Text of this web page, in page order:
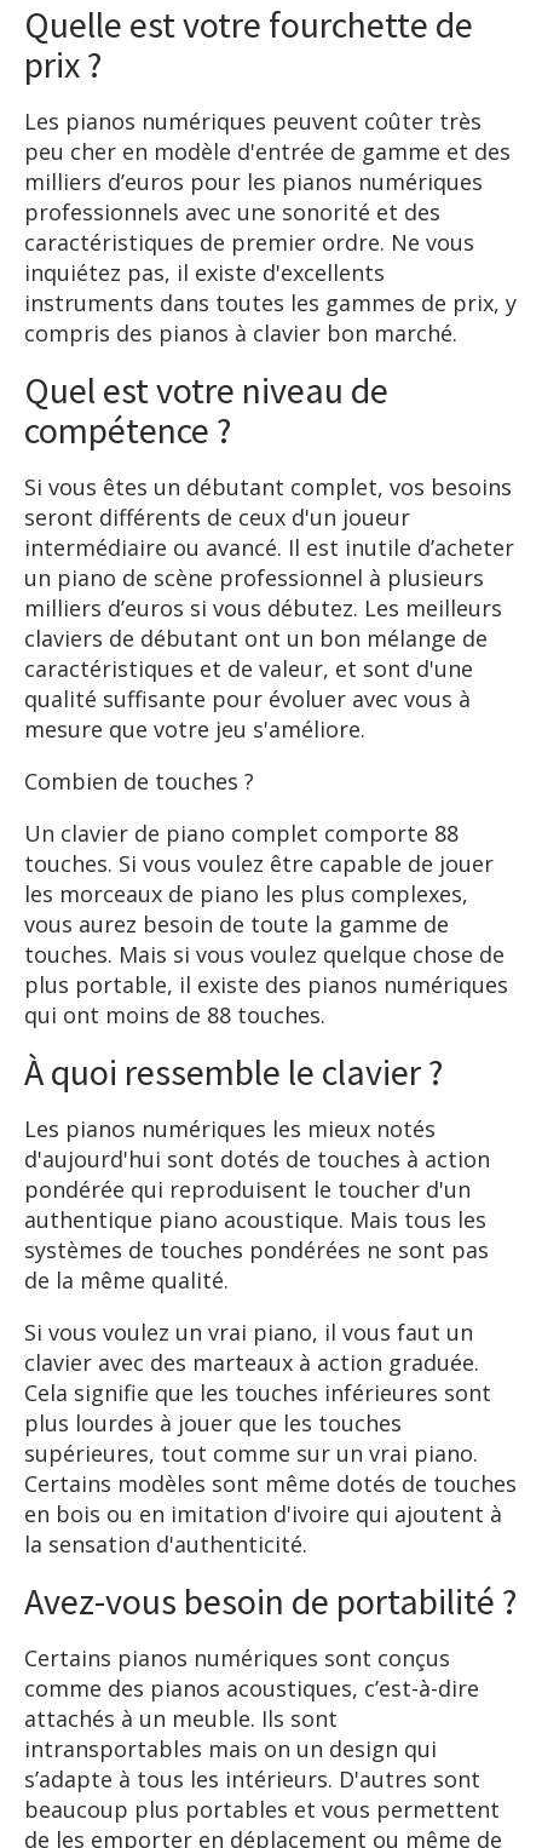
Quelle est votre fourchette de
prix ?
Les pianos numériques peuvent coûter très
peu cher en modèle d'entrée de gamme et des
milliers d’euros pour les pianos numériques
professionnels avec une sonorité et des
caractéristiques de premier ordre. Ne vous
inquiétez pas, il existe d'excellents
instruments dans toutes les gammes de prix, y
compris des pianos à clavier bon marché.
Quel est votre niveau de
compétence ?
Si vous êtes un débutant complet, vos besoins
seront différents de ceux d'un joueur
intermédiaire ou avancé. Il est inutile d’acheter
un piano de scène professionnel à plusieurs
milliers d’euros si vous débutez. Les meilleurs
claviers de débutant ont un bon mélange de
caractéristiques et de valeur, et sont d'une
qualité suffisante pour évoluer avec vous à
mesure que votre jeu s'améliore.
Combien de touches ?
Un clavier de piano complet comporte 88
touches. Si vous voulez être capable de jouer
les morceaux de piano les plus complexes,
vous aurez besoin de toute la gamme de
touches. Mais si vous voulez quelque chose de
plus portable, il existe des pianos numériques
qui ont moins de 88 touches.
À quoi ressemble le clavier ?
Les pianos numériques les mieux notés
d'aujourd'hui sont dotés de touches à action
pondérée qui reproduisent le toucher d'un
authentique piano acoustique. Mais tous les
systèmes de touches pondérées ne sont pas
de la même qualité.
Si vous voulez un vrai piano, il vous faut un
clavier avec des marteaux à action graduée.
Cela signifie que les touches inférieures sont
plus lourdes à jouer que les touches
supérieures, tout comme sur un vrai piano.
Certains modèles sont même dotés de touches
en bois ou en imitation d'ivoire qui ajoutent à
la sensation d'authenticité.
Avez-vous besoin de portabilité ?
Certains pianos numériques sont conçus
comme des pianos acoustiques, c’est-à-dire
attachés à un meuble. Ils sont
intransportables mais on un design qui
s’adapte à tous les intérieurs. D'autres sont
beaucoup plus portables et vous permettent
de les emporter en déplacement ou même de